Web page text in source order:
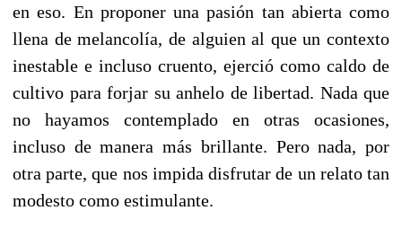
en eso. En proponer una pasión tan abierta como
llena de melancolía, de alguien al que un contexto
inestable e incluso cruento, ejerció como caldo de
cultivo para forjar su anhelo de libertad. Nada que
no hayamos contemplado en otras ocasiones,
incluso de manera más brillante. Pero nada, por
otra parte, que nos impida disfrutar de un relato tan
modesto como estimulante.